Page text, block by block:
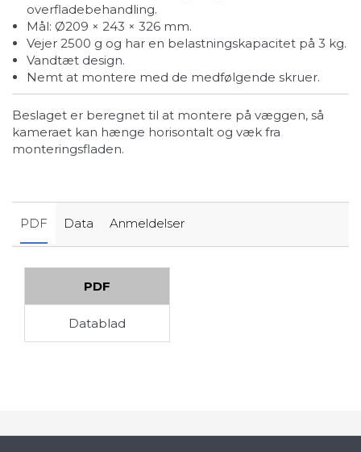
overfladebehandling.
mål: Ø209 × 243 × 326 mm.
vejer 2500 g og har en belastningskapacitet på 3 kg.
vandtæt design.
nemt at montere med de medfølgende skruer.
Beslaget er beregnet til at montere på væggen, så
kameraet kan hænge horisontalt og væk fra
monteringsfladen.
PDF Data Anmeldelser
PDF
Datablad